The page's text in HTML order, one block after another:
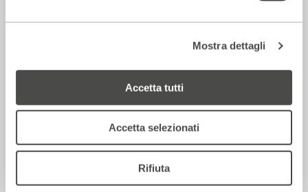
Mostra dettagli
Accetta tutti
Accetta selezionati
Rifiuta
2017 - 2018 Cartellone